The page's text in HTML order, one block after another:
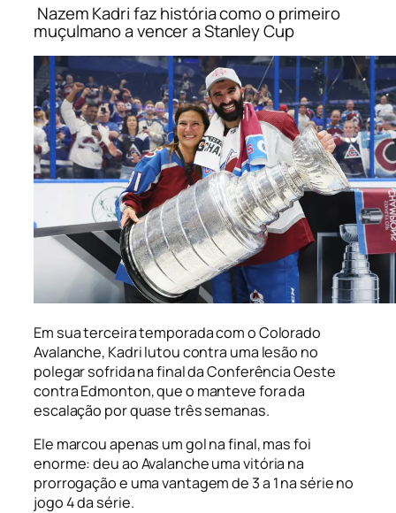
Nazem Kadri faz história como o primeiro
muçulmano a vencer a Stanley Cup
Em sua terceira temporada com o Colorado
Avalanche, Kadri lutou contra uma lesão no
polegar sofrida na final da Conferência Oeste
contra Edmonton, que o manteve fora da
escalação por quase três semanas.
Ele marcou apenas um gol na final, mas foi
enorme: deu ao Avalanche uma vitória na
prorrogação e uma vantagem de 3 a 1 na série no
jogo 4 da série.